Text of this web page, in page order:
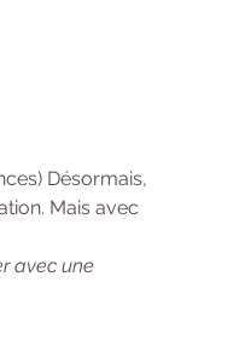
Désormais,
Mais avec
avec une